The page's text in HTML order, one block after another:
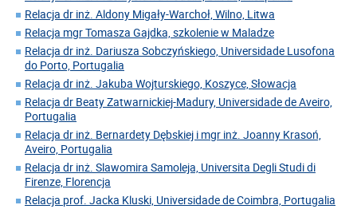
Relacja dr inż. Aldony Migały-Warchoł, Wilno, Litwa
Relacja mgr Tomasza Gajdka, szkolenie w Maladze
Relacja dr inż. Dariusza Sobczyńskiego, Universidade Lusofona
do Porto, Portugalia
Relacja dr inż. Jakuba Wojturskiego, Koszyce, Słowacja
Relacja dr Beaty Zatwarnickiej-Madury, Universidade de Aveiro,
Portugalia
Relacja dr inż. Bernardety Dębskiej i mgr inż. Joanny Krasoń,
Aveiro, Portugalia
Relacja dr inż. Slawomira Samoleja, Universita Degli Studi di
Firenze, Florencja
Relacja prof. Jacka Kluski, Universidade de Coimbra, Portugalia